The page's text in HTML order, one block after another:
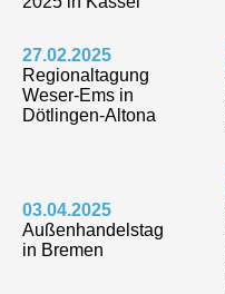
27.02.2025
Regionaltagung
Weser-Ems in
Dötlingen-Altona
03.04.2025
Außenhandelstag
in Bremen